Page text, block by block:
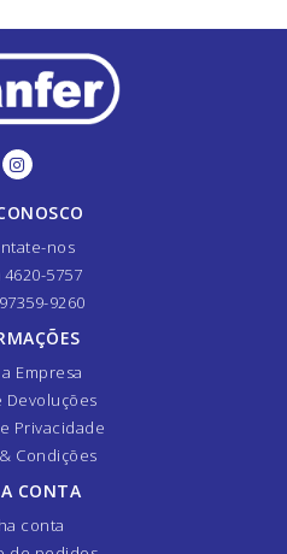
nos
4620-5757
9260
Empresa
Devoluções
Privacidade
Condições
CONTA
conta